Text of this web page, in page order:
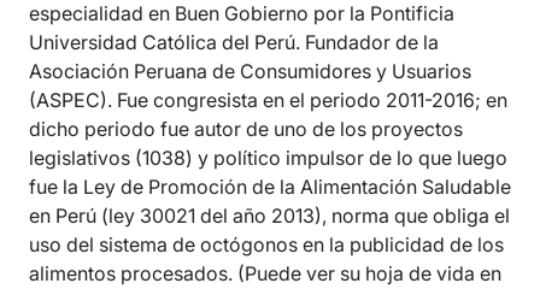
especialidad en Buen Gobierno por la Pontificia
Universidad Católica del Perú. Fundador de la
Asociación Peruana de Consumidores y Usuarios
(ASPEC). Fue congresista en el periodo 2011-2016; en
dicho periodo fue autor de uno de los proyectos
legislativos (1038) y político impulsor de lo que luego
fue la Ley de Promoción de la Alimentación Saludable
en Perú (ley 30021 del año 2013), norma que obliga el
uso del sistema de octógonos en la publicidad de los
alimentos procesados. (Puede ver su hoja de vida en